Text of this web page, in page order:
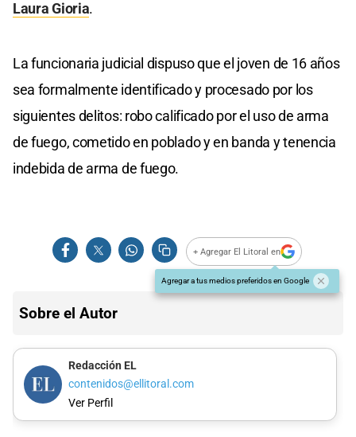
Laura Gioria.
La funcionaria judicial dispuso que el joven de 16 años
sea formalmente identificado y procesado por los
siguientes delitos: robo calificado por el uso de arma
de fuego, cometido en poblado y en banda y tenencia
indebida de arma de fuego.
+ Agregar El Litoral en
Agregar a tus medios preferidos en Google
Sobre el Autor
Redacción EL
contenidos@ellitoral.com
Ver Perfil